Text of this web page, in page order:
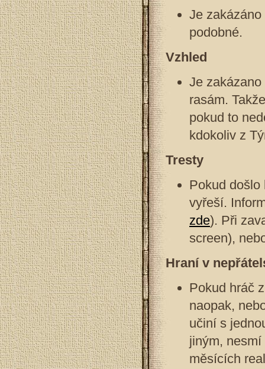
Je
podobné.
Vzhled
Je
rasám.
pokud to
kdokoliv z
Tresty
Pokud došlo
vyřeší.
zde). Při
screen),
Hraní v
Pokud hráč
naopak,
učiní s
jiným,
měsících